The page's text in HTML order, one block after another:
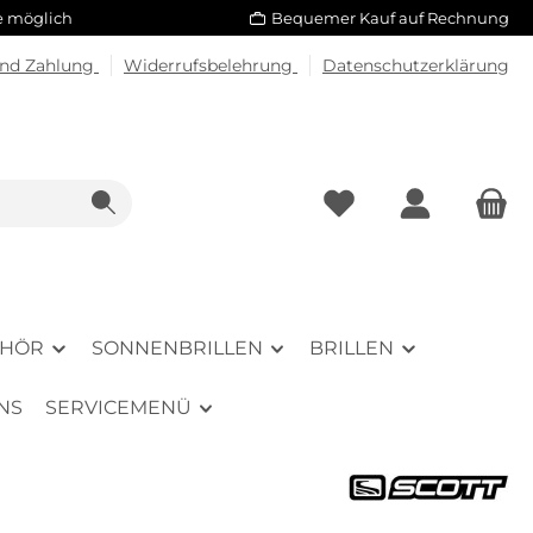
möglich Bequemer Kauf auf Rechnung
Zahlung Widerrufsbelehrung Datenschutzerklärung
SONNENBRILLEN BRILLEN
SERVICEMENÜ